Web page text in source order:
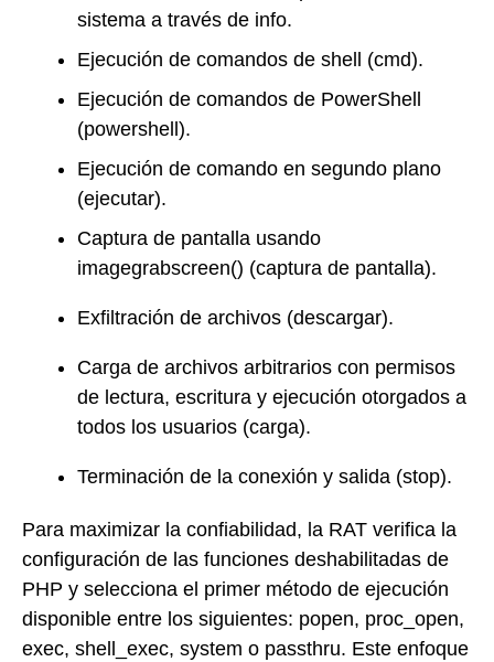
sistema a través de info.
Ejecución de comandos de shell (cmd).
Ejecución de comandos de PowerShell
(powershell).
Ejecución de comando en segundo plano
(ejecutar).
Captura de pantalla usando
imagegrabscreen() (captura de pantalla).
Exfiltración de archivos (descargar).
Carga de archivos arbitrarios con permisos
de lectura, escritura y ejecución otorgados a
todos los usuarios (carga).
Terminación de la conexión y salida (stop).
Para maximizar la confiabilidad, la RAT verifica la
configuración de las funciones deshabilitadas de
PHP y selecciona el primer método de ejecución
disponible entre los siguientes: popen, proc_open,
exec, shell_exec, system o passthru. Este enfoque